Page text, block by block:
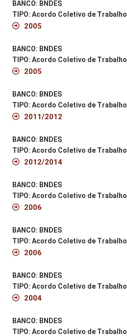
BANCO: BNDES
TIPO: Acordo Coletivo de Trabalho
2005
BANCO: BNDES
TIPO: Acordo Coletivo de Trabalho
2005
BANCO: BNDES
TIPO: Acordo Coletivo de Trabalho
2011/2012
BANCO: BNDES
TIPO: Acordo Coletivo de Trabalho
2012/2014
BANCO: BNDES
TIPO: Acordo Coletivo de Trabalho
2006
BANCO: BNDES
TIPO: Acordo Coletivo de Trabalho
2006
BANCO: BNDES
TIPO: Acordo Coletivo de Trabalho
2004
BANCO: BNDES
TIPO: Acordo Coletivo de Trabalho